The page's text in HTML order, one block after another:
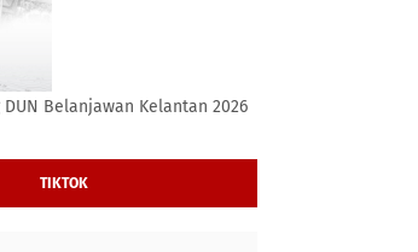
Belanjawan Kelantan 2026
TIKTOK